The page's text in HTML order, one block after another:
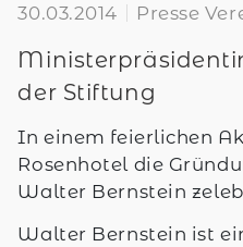
30.03.2014 Presse
der Stiftung
In einem feierlichen
Rosenhotel die
Walter Bernstein
Walter Bernstein ist